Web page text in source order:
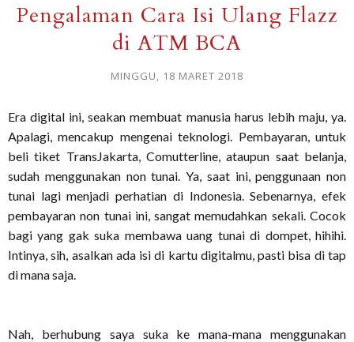
Pengalaman Cara Isi Ulang Flazz
di ATM BCA
MINGGU, 18 MARET 2018
Era digital ini, seakan membuat manusia harus lebih maju, ya.
Apalagi, mencakup mengenai teknologi. Pembayaran, untuk
beli tiket TransJakarta, Comutterline, ataupun saat belanja,
sudah menggunakan non tunai. Ya, saat ini, penggunaan non
tunai lagi menjadi perhatian di Indonesia. Sebenarnya, efek
pembayaran non tunai ini, sangat memudahkan sekali. Cocok
bagi yang gak suka membawa uang tunai di dompet, hihihi.
Intinya, sih, asalkan ada isi di kartu digitalmu, pasti bisa di tap
di mana saja.
Nah, berhubung saya suka ke mana-mana menggunakan